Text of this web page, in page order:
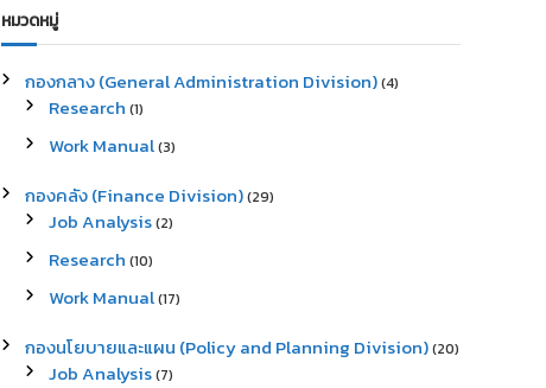
r
c
f
หมวดหมู่
กองกลาง (General Administration Division)(4)
Research (1)
Work Manual(3)
กองคลัง (Finance Division)(29)
Job Analysis(2)
Research (10)
Work Manual(17)
กองนโยบายและแผน (Policy and Planning Division)(20)
Job Analysis(7)